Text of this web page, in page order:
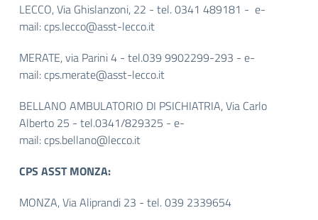
LECCO, Via Ghislanzoni, 22 - tel. 0341 489181 - e-
mail: cps.lecco@asst-lecco.it
MERATE, via Parini 4 - tel.039 9902299-293 - e-
mail: cps.merate@asst-lecco.it
BELLANO AMBULATORIO DI PSICHIATRIA, Via Carlo
Alberto 25 - tel.0341/829325 - e-
mail: cps.bellano@lecco.it
CPS ASST MONZA:
MONZA, Via Aliprandi 23 - tel. 039 2339654